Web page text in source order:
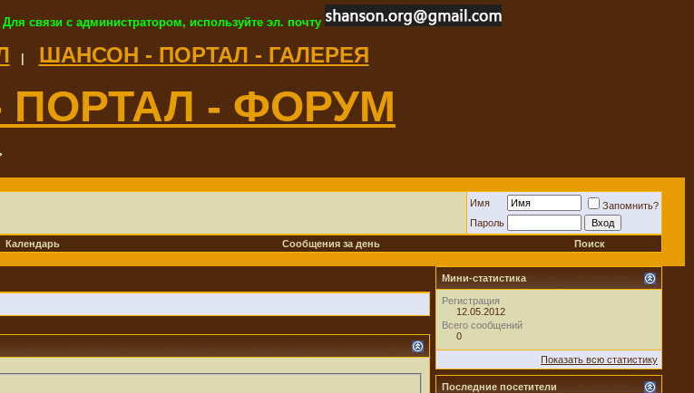
связи с администратором, используйте эл. почту
ШАНСОН - ПОРТАЛ - ГАЛЕРЕЯ
- ФОРУМ
Имя
Запомнить?
Пароль
Календарь Сообщения за день Поиск
Мини-статистика
Регистрация
12.05.2012
Всего сообщений
0
Показать всю статистику
Последние посетители